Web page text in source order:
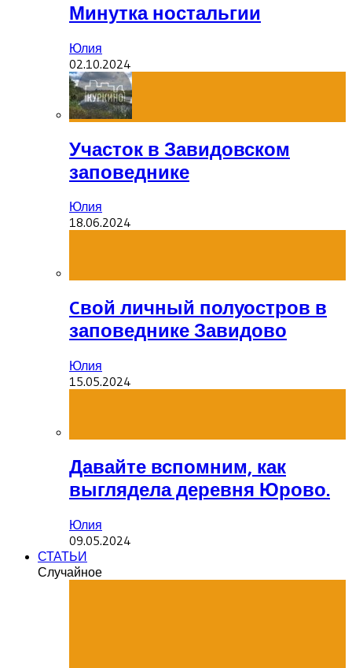
Минутка ностальгии
Юлия
02.10.2024
Участок в Завидовском
заповеднике
Юлия
18.06.2024
Cвой личный полуостров в
заповеднике Завидово
Юлия
15.05.2024
Давайте вспомним, как
выглядела деревня Юрово.
Юлия
09.05.2024
СТАТЬИ
Случайное